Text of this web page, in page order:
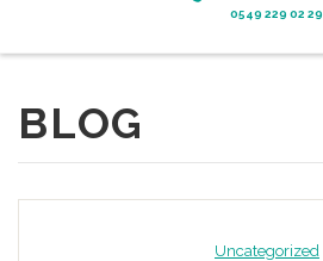
0549 229 02 29
BLOG
Uncategorized